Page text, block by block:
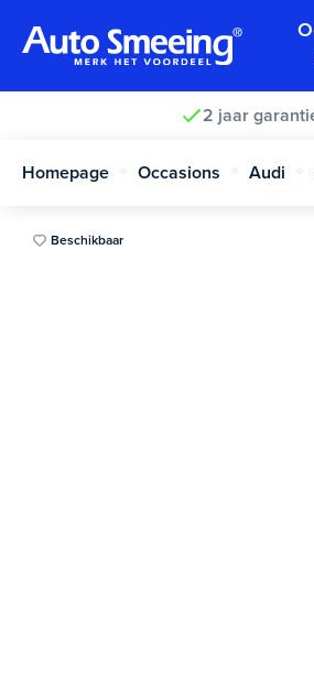
2 jaar
Homepage Occasions Audi
Beschikbaar